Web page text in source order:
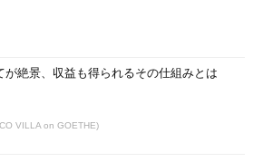
職も可能なのです」（服部さん）
分のキャリアパスをどう構築するかに
グラマからシステムエンジニアになっ
ー、プロジェクトマネージャへとステッ
かに王道だが、エンジニアとしての道筋
だ。
が絶景、収益も得られるその仕組みとは
VILLA on GOETHE)